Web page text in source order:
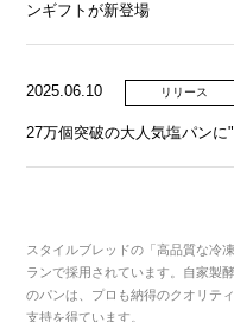
ンギフトが新登場
2025.06.10 リリース
27万個突破の大人気塩パンに
スタイルブレッドの「高品質な冷
ランで採用されています。自家製
のパンは、プロも納得のクオリテ
支持を得ています。